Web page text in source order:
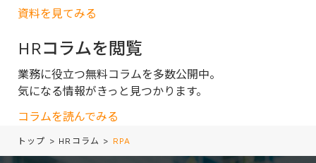
資料を見てみる
HRコラムを閲覧
業務に役立つ無料コラムを多数公開中。
気になる情報がきっと見つかります。
コラムを読んでみる
トップ > HRコラム > RPA